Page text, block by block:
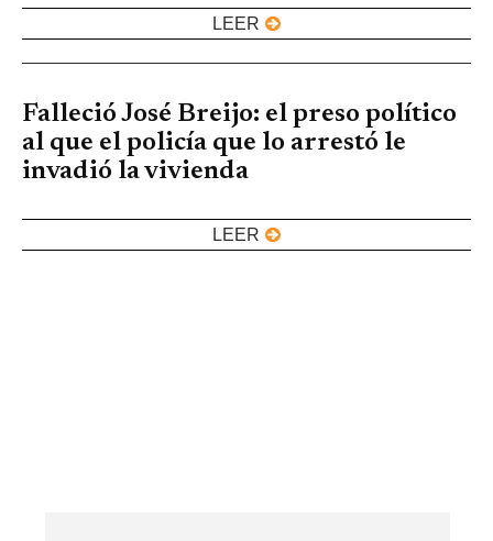
LEER
Falleció José Breijo: el preso político
al que el policía que lo arrestó le
invadió la vivienda
LEER